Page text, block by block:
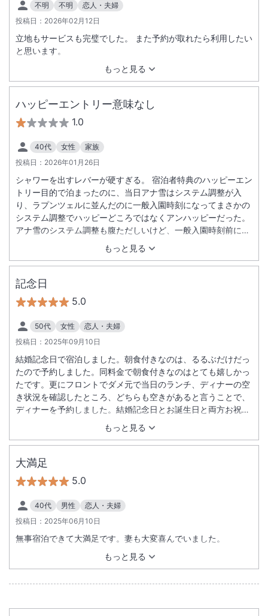
不明 不明
恋人・夫婦
投稿日： 2026年02月12日
もっと見る
立地もサービスも完璧でした。 また予約が取れたら利用したい
と思います。
ハッピーエントリー意味なし
1.0
40代 女性
家族
投稿日： 2026年01月26日
もっと見る
シャワーを出すレバーが硬すぎる。 宿泊者特典のハッピーエン
トリー目的で泊まったのに、当日アナ雪はシステム調整が入
り、ラプンツェルに並んだのに一般入園時刻になってまさかの
システム調整でハッピーどころではなくアンハッピーだった。
アナ雪のシステム調整も腹ただしいけど、一般入園時刻前に並
んでるのに、入園開始後にシステム調整で再度、別に並び直し
っておかしいでしょ。。。ハッピーエントリーで７時に並んだ
のに。。。
記念日
5.0
50代 女性
恋人・夫婦
投稿日： 2025年09月10日
もっと見る
結婚記念日で宿泊しました。朝食付きなのは、るるぶだけだっ
たので予約しました。同料金で朝食付きなのはとても嬉しかっ
たです。更にフロントでダメ元で当日のランチ、ディナーの空
き状況を確認したところ、どちらも空きがあると言うことで、
ディナーを予約しました。結婚記念日とお誕生日と両方お祝い
して貰えて、お食事も美味しくて大満足でした。ありがとうご
ざいました。お祝いメッセージカードや、電話でメッセージも
届いて嬉しいサプライズでした。ありがとうございました。ま
た是非宿泊したいと思いました。
大満足
5.0
40代 男性
恋人・夫婦
投稿日： 2025年06月10日
もっと見る
無事宿泊できて大満足です。妻も大変喜んでいました。